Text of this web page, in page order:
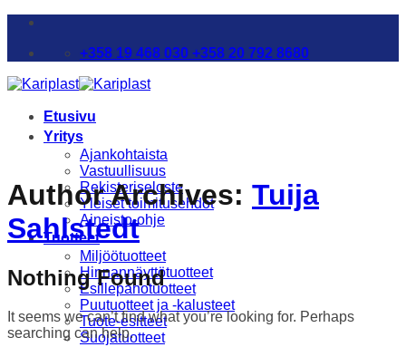
Skip
content
+358 19 468 030 +358 20 792 8680
Etusivu
Yritys
Ajankohtaista
Vastuullisuus
Rekisteriseloste
Yleiset toimitusehdot
Aineisto-ohje
Tuotteet
Miljöötuotteet
Hinnannäyttötuotteet
Esillepanotuotteet
Puutuotteet ja -kalusteet
Tuote-esitteet
Suojatuotteet
Author Archives: Tuija
Sahlstedt
Nothing Found
It seems we can’t find what you’re looking for. Perhaps
searching can help.